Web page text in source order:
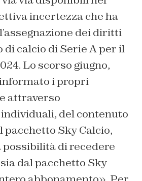
incertezza che ha
dei diritti
di calcio di Serie A per il
Lo scorso giugno,
i propri
attraverso
del contenuto
pacchetto Sky Calcio,
possibilità di recedere
dal pacchetto Sky